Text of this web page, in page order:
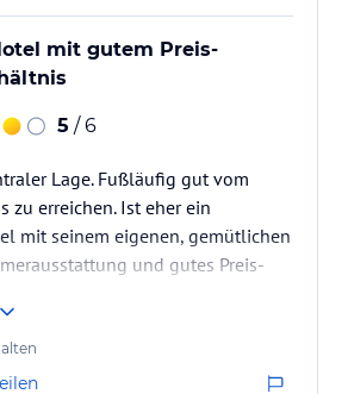
mit gutem Preis-
5 / 6
Lage. Fußläufig gut vom
zu erreichen. Ist eher ein
mit seinem eigenen, gemütlichen
und gutes Preis-